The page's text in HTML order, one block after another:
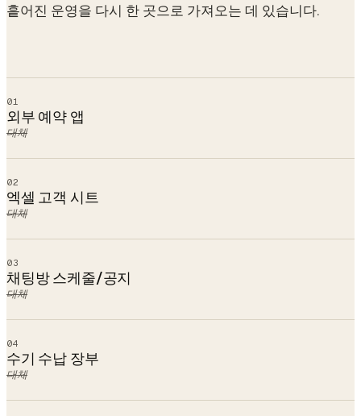
흩어진 운영을 다시 한 곳으로 가져오는 데 있습니다.
01
외부 예약 앱
대체
02
엑셀 고객 시트
대체
03
채팅방 스케줄/공지
대체
04
수기 수납 장부
대체